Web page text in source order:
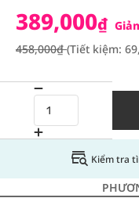
389,000₫
458,000₫(Tiết kiệm:
Kiểm tra